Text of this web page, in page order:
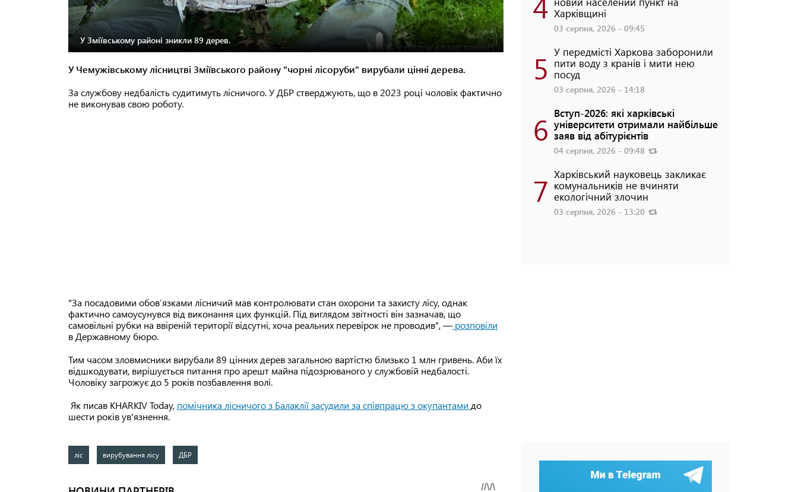
У Зміївському районі зникли 89 дерев.
У Чемужівському лісництві Зміївського району "чорні лісоруби" вирубали цінні дерева.
За службову недбалість судитимуть лісничого. У ДБР стверджують, що в 2023 році чоловік фактично
не виконував свою роботу.
"За посадовими обов’язками лісничий мав контролювати стан охорони та захисту лісу, однак
фактично самоусунувся від виконання цих функцій. Під виглядом звітності він зазначав, що
самовільні рубки на ввіреній території відсутні, хоча реальних перевірок не проводив", — розповіли
в Державному бюро.
Тим часом зловмисники вирубали 89 цінних дерев загальною вартістю близько 1 млн гривень. Аби їх
відшкодувати, вирішується питання про арешт майна підозрюваного у службовій недбалості.
Чоловіку загрожує до 5 років позбавлення волі.
Як писав KHARKIV Today, помічника лісничого з Балаклії засудили за співпрацю з окупантами до
шести років ув'язнення.
ліс вирубування лісу ДБР
Харківщині
03 серпня, 2026 - 09:45
5 У передмісті Харкова заборонили
пити воду з кранів і мити нею
посуд
03 серпня, 2026 - 14:18
6 Вступ-2026: які харківські
університети отримали найбільше
заяв від абітурієнтів
04 серпня, 2026 - 09:48
7 Харківський науковець закликає
комунальників не вчиняти
екологічний злочин
03 серпня, 2026 - 13:20